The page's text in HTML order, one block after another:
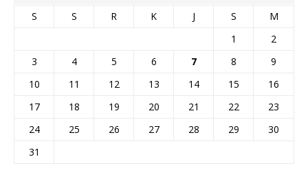
S S R K J S
M
1
2
3
4 5 6 7 8
9
10
11 12 13 14 15
16
17
18 19 20 21 22
23
24
25 26 27 28 29
30
31